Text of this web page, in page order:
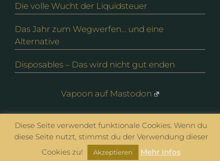
Die volle Wucht der Liquidsteuer
Das Jahr zum Wegwerfen… und eine
Alternative
Disposables – Das wird nicht gut enden
Vapoon auf Mastodon
© vapoon seit 2016 |Datenschutz|Impressum
Diese Seite verwendet funktionale Cookies. Wenn du
diese Seite nutzt, stimmst du der Verwendung dieser
Cookies zu!
Akzeptieren Mehr Infos